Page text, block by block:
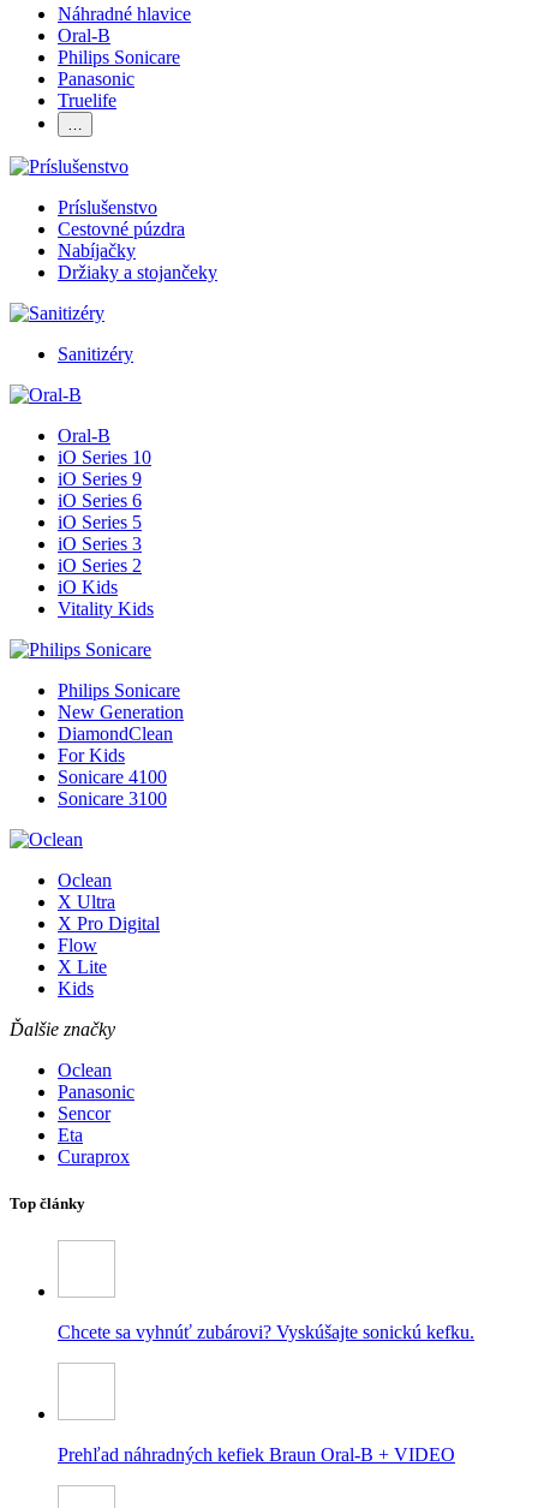
Náhradné hlavice
Oral-B
Philips Sonicare
Panasonic
Truelife
…
Príslušenstvo
Cestovné púzdra
Nabíjačky
Držiaky a stojančeky
Sanitizéry
Oral-B
iO Series 10
iO Series 9
iO Series 6
iO Series 5
iO Series 3
iO Series 2
iO Kids
Vitality Kids
Philips Sonicare
New Generation
DiamondClean
For Kids
Sonicare 4100
Sonicare 3100
Oclean
X Ultra
X Pro Digital
Flow
X Lite
Kids
Ďalšie značky
Oclean
Panasonic
Sencor
Eta
Curaprox
Top články
Chcete sa vyhnúť zubárovi? Vyskúšajte sonickú kefku.
Prehľad náhradných kefiek Braun Oral-B + VIDEO